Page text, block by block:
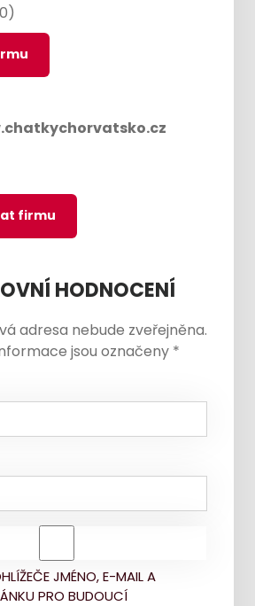
0)
firmu
HODNOCENÍ
adresa nebude zveřejněna.
jsou označeny *
JMÉNO, E-MAIL A
PRO BUDOUCÍ